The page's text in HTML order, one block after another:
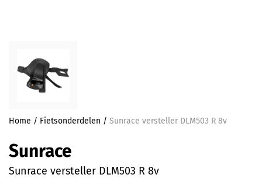
Home / Fietsonderdelen / Sunrace versteller DLM503 R 8v
Sunrace
Sunrace versteller DLM503 R 8v